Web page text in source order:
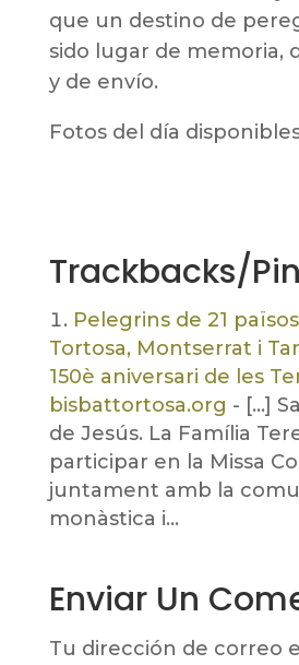
que un destino de
sido lugar de memoria,
y de envío.
Fotos del día
Trackbacks/
Pelegrins de 21
Tortosa, Montserrat i
150è aniversari de les
bisbattortosa.org - […]
de Jesús. La Família
participar en la Missa
juntament amb la
monàstica i…
Enviar Un
Tu dirección de correo